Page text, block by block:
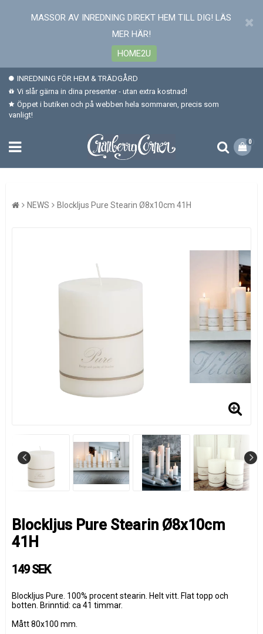
MASSOR AV INREDNING DIREKT HEM TILL DIG! LÄS
MER HÄR!
HOME2U
INREDNING FÖR HEM & TRÄDGÅRD
Vi slår gärna in dina presenter - utan extra kostnad!
Öppet i butiken och på webben hela sommaren, precis som
vanligt!
0
NEWS Blockljus Pure Stearin Ø8x10cm 41H
Blockljus Pure Stearin Ø8x10cm
41H
149 SEK
Blockljus Pure. 100% procent stearin. Helt vitt. Flat topp och
botten. Brinntid: ca 41 timmar.
Mått 80x100 mm.